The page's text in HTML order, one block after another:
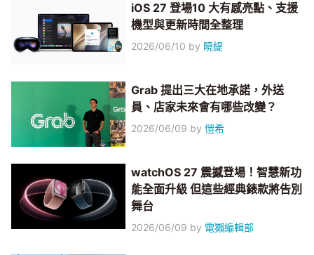
iOS 27 登場10 大有感亮點、支援
機型與更新時間全整理
2026/06/10 by 曉緹
Grab 提出三大在地承諾，外送
員、店家未來會有哪些改變？
2026/06/09 by愷希
watchOS 27 震撼登場！智慧新功
能全面升級 但這些經典錶款將告別
舞台
2026/06/09 by 電獺編輯部